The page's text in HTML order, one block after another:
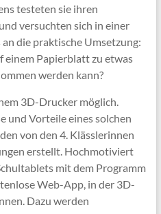
testeten sie ihren
versuchten sich in einer
die praktische Umsetzung:
einem Papierblatt zu etwas
werden kann?
3D-Drucker möglich.
und Vorteile eines solchen
von den 4. Klässlerinnen
erstellt. Hochmotiviert
mit dem Programm
Web-App, in der 3D-
Dazu werden